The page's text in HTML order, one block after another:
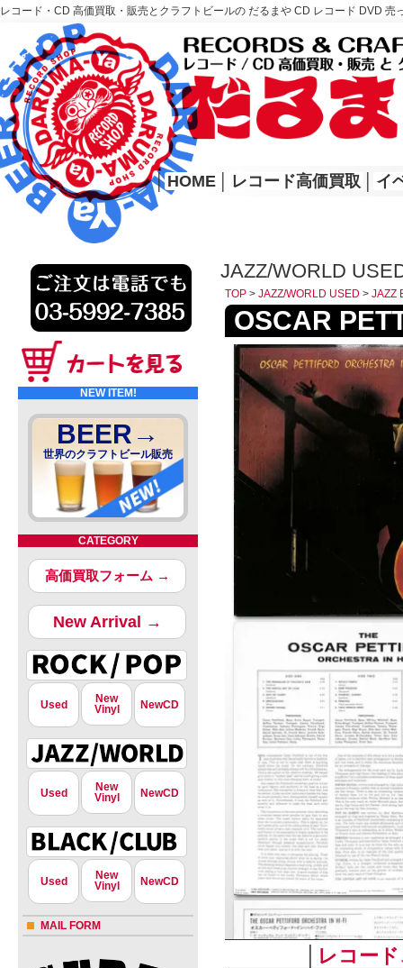
レコード・CD 高価買取・販売とクラフトビールの だるまや CD レコード DVD
レコード高価買取はこちら
HOME
│ HOME レコード高価買取 イ
NEW ITEM!
BEER→
世界のクラフトビール販売
CATEGORY
高価買取フォーム →
New Arrival →
Used
New
Vinyl
NewCD
Used
New
Vinyl
NewCD
Used
New
Vinyl
NewCD
MAIL FORM
JAZZ/WORLD
TOP > JAZZ/WORLD USED > JAZZ
OSCAR
レコー